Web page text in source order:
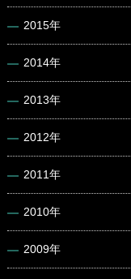
2015年
2014年
2013年
2012年
2011年
2010年
2009年